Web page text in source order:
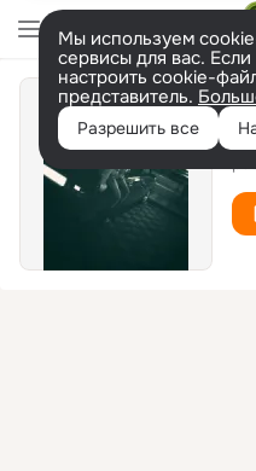
Мы используем
сервисы для вас.
настроить cookie-
представитель.
Разрешить все